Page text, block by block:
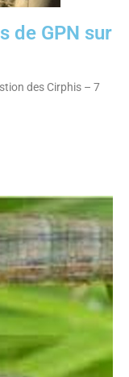
de GPN sur
des Cirphis – 7